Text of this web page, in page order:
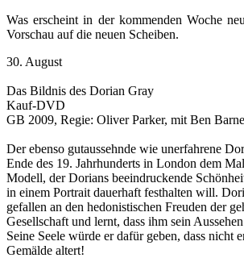
Was erscheint in der kommenden Woche
Vorschau auf die neuen Scheiben.
30. August
Das Bildnis des Dorian Gray
Kauf-DVD
GB 2009, Regie: Oliver Parker, mit Ben
Der ebenso gutaussehnde wie unerfahrene
Ende des 19. Jahrhunderts in London dem
Modell, der Dorians beeindruckende
in einem Portrait dauerhaft festhalten will.
gefallen an den hedonistischen Freuden der
Gesellschaft und lernt, dass ihm sein
Seine Seele würde er dafür geben, dass nicht
Gemälde altert!